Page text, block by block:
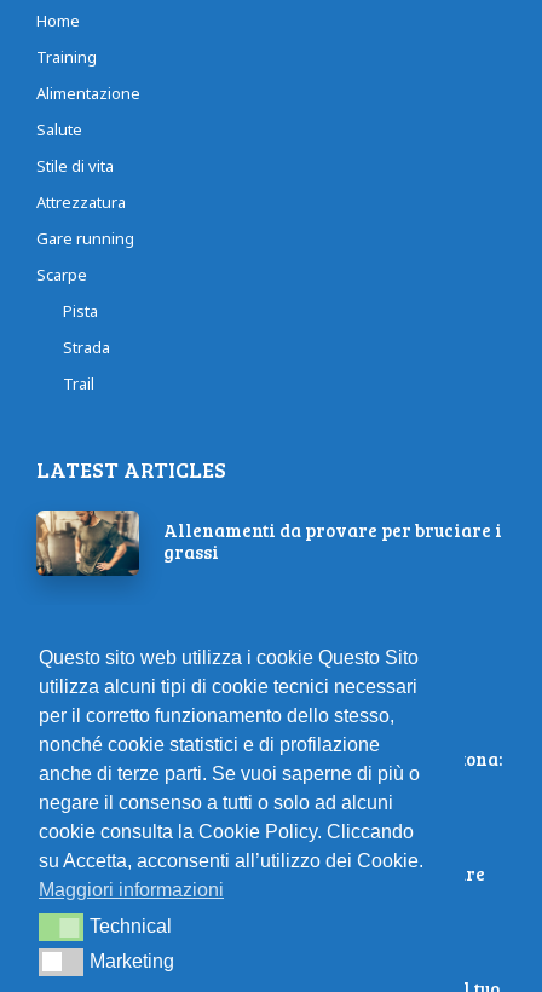
Home
Training
Alimentazione
Salute
Stile di vita
Attrezzatura
Gare running
Scarpe
Pista
Strada
Trail
LATEST ARTICLES
Allenamenti da provare per bruciare i
grassi
Vinci la maratona: supera ogni
ostacolo!
Energia pura per vincere la maratona:
colazione vincente!
10 sport estivi che aiutano a bruciare
calorie
Questo sito web utilizza i cookie Questo Sito
utilizza alcuni tipi di cookie tecnici necessari
per il corretto funzionamento dello stesso,
nonché cookie statistici e di profilazione
anche di terze parti. Se vuoi saperne di più o
negare il consenso a tutti o solo ad alcuni
cookie consulta la Cookie Policy. Cliccando
su Accetta, acconsenti all’utilizzo dei Cookie.
Maggiori informazioni
TechnicalTechnical
MarketingMarketing